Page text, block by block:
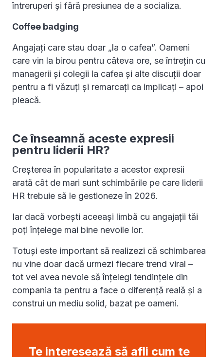
întreruperi și fără presiunea de a socializa.
Coffee badging
Angajați care stau doar „la o cafea”. Oameni
care vin la birou pentru câteva ore, se întrețin cu
managerii și colegii la cafea și alte discuții doar
pentru a fi văzuți și remarcați ca implicați – apoi
pleacă.
Ce înseamnă aceste expresii
pentru liderii HR?
Creșterea în popularitate a acestor expresii
arată cât de mari sunt schimbările pe care liderii
HR trebuie să le gestioneze în 2026.
Iar dacă vorbești aceeași limbă cu angajații tăi
poți înțelege mai bine nevoile lor.
Totuși este important să realizezi că schimbarea
nu vine doar dacă urmezi fiecare trend viral –
tot vei avea nevoie să înțelegi tendințele din
compania ta pentru a face o diferență reală și a
construi un mediu solid, bazat pe oameni.
Te interesează să afli cum te